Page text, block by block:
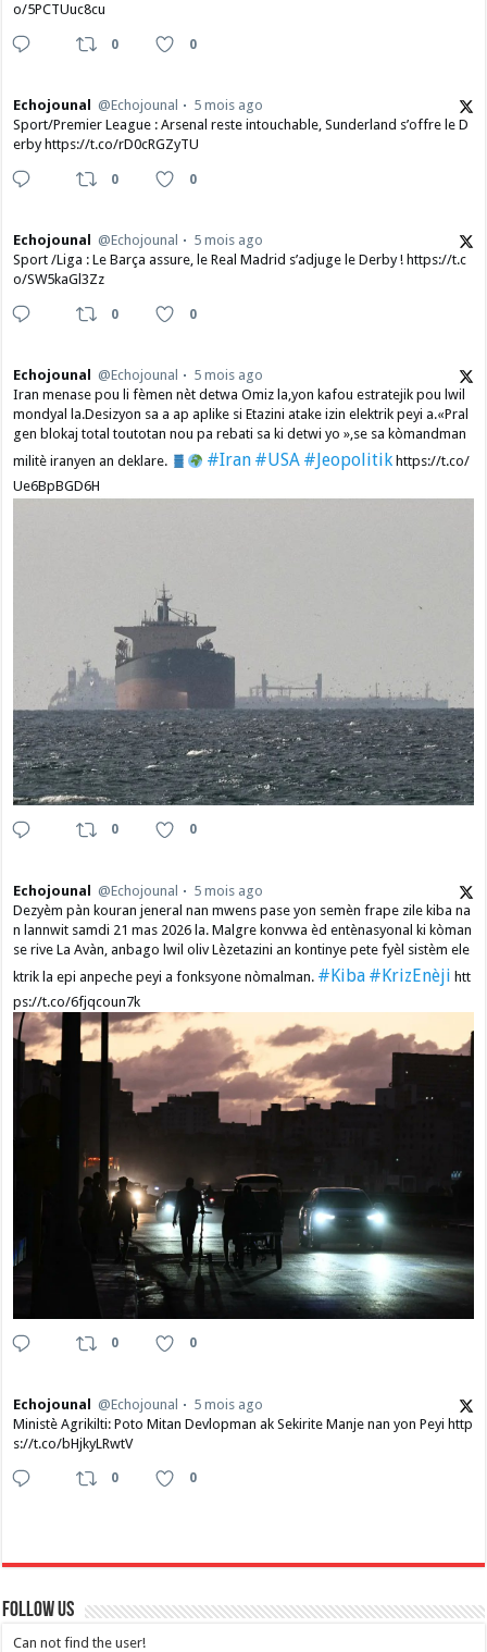
o/5PCTUuc8cu
0 0
Echojounal @Echojounal
5 mois ago
Sport/Premier League : Arsenal reste intouchable, Sunderland s’offre le D
erby https://t.co/rD0cRGZyTU
0 0
Echojounal @Echojounal
5 mois ago
Sport /Liga : Le Barça assure, le Real Madrid s’adjuge le Derby ! https://t.c
o/SW5kaGl3Zz
0 0
Echojounal @Echojounal
5 mois ago
Iran menase pou li fèmen nèt detwa Omiz la,yon kafou estratejik pou lwil
mondyal la.Desizyon sa a ap aplike si Etazini atake izin elektrik peyi a.​«Pral
gen blokaj total toutotan nou pa rebati sa ki detwi yo »,se sa kòmandman
militè iranyen an deklare.
#Iran #USA #Jeopolitikhttps://t.co/
Ue6BpBGD6H
0 0
Echojounal @Echojounal
5 mois ago
Dezyèm pàn kouran jeneral nan mwens pase yon semèn frape zile kiba na
n lannwit samdi 21 mas 2026 la. Malgre konvwa èd entènasyonal ki kòman
se rive La Avàn, anbago lwil oliv Lèzetazini an kontinye pete fyèl sistèm ele
ktrik la epi anpeche peyi a fonksyone nòmalman. #Kiba #KrizEnèji htt
ps://t.co/6fjqcoun7k
0 0
Echojounal @Echojounal
5 mois ago
Ministè Agrikilti: Poto Mitan Devlopman ak Sekirite Manje nan yon Peyi http
s://t.co/bHjkyLRwtV
0 0
Follow Us
Can not find the user!